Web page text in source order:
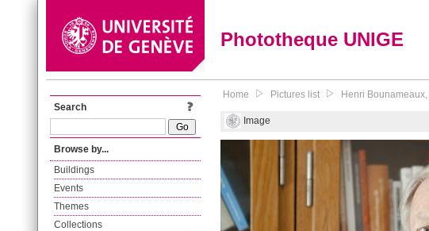
Phototheque UNIGE
Search
Browse by...
Buildings
Events
Themes
Collections
Home Pictures list Henri
Image